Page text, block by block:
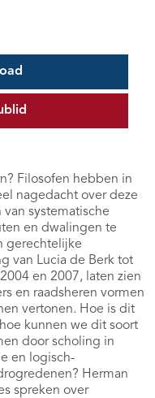
Filosofen hebben in
nagedacht over deze
systematische
en dwalingen te
gerechtelijke
van Lucia de Berk tot
en 2007, laten zien
en raadsheren vormen
vertonen. Hoe is dit
kunnen we dit soort
door scholing in
en logisch-
Herman
spreken over